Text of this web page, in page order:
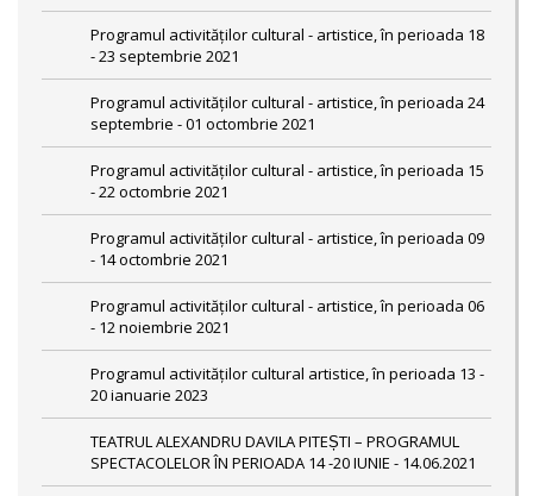
Programul activităților cultural - artistice, în perioada 18
- 23 septembrie 2021
Programul activităților cultural - artistice, în perioada 24
septembrie - 01 octombrie 2021
Programul activităților cultural - artistice, în perioada 15
- 22 octombrie 2021
Programul activităților cultural - artistice, în perioada 09
- 14 octombrie 2021
Programul activităților cultural - artistice, în perioada 06
- 12 noiembrie 2021
Programul activităților cultural artistice, în perioada 13 -
20 ianuarie 2023
TEATRUL ALEXANDRU DAVILA PITEȘTI – PROGRAMUL
SPECTACOLELOR ÎN PERIOADA 14 -20 IUNIE - 14.06.2021